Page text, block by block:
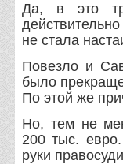
Да, в это
не стала
Повезло и
было
По этой же
Но, тем не
200 тыс.
руки